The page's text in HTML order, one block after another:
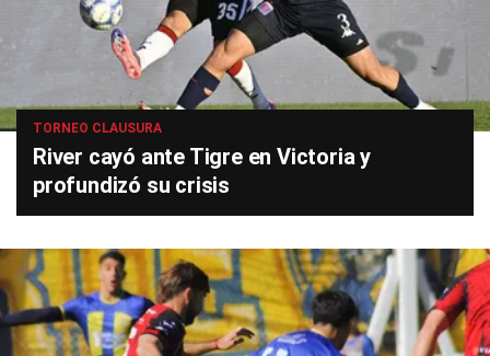
TORNEO CLAUSURA
River cayó ante Tigre en Victoria y
profundizó su crisis